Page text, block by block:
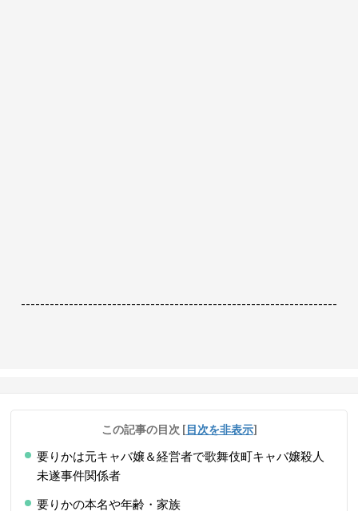
------------------------------------------------------------------
この記事の目次 [目次を非表示]
要りかは元キャバ嬢＆経営者で歌舞伎町キャバ嬢殺人
未遂事件関係者
要りかの本名や年齢・家族